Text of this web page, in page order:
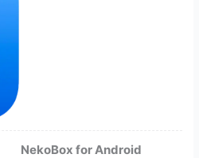
NekoBox for Android